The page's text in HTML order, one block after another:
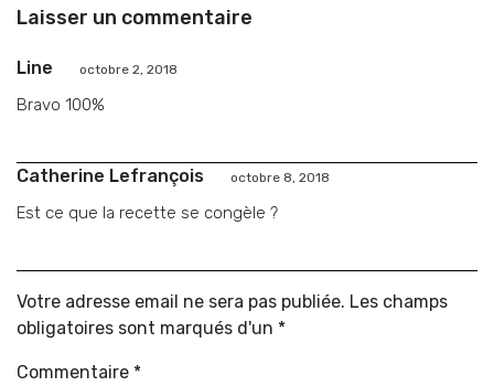
Laisser un commentaire
Line octobre 2, 2018
Bravo 100%
Catherine Lefrançois octobre 8, 2018
Est ce que la recette se congèle ?
Votre adresse email ne sera pas publiée. Les champs
obligatoires sont marqués d'un *
Commentaire *